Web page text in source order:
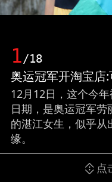
1/18
奥运冠军开淘宝店
12月12日，这个今
日期，是奥运冠军
的湛江女生，似乎从
缘。
点